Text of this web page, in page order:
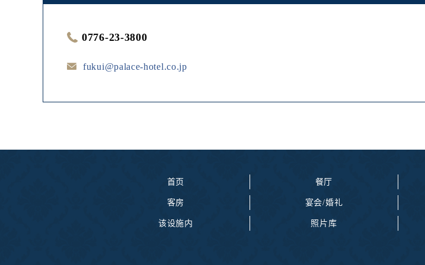
0776-23-3800
fukui@palace-hotel.co.jp
首页
客房
该设施内
餐厅
宴会/婚礼
照片库